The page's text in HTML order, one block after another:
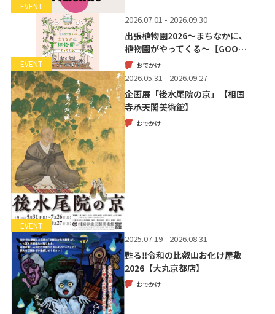
EVENT
EVENT
2026.07.01 - 2026.09.30
出張植物園2026～まちなかに、
植物園がやってくる～【GOO…
おでかけ
EVENT
2026.05.31 - 2026.09.27
企画展「後水尾院の京」【相国
寺承天閣美術館】
おでかけ
2025.07.19 - 2026.08.31
甦る‼令和の比叡山お化け屋敷
2026【大丸京都店】
おでかけ